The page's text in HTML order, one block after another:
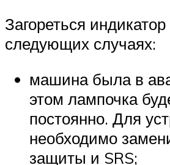
Загореться
следующих случаях:
машина была в
этом лампочка
постоянно. Для
необходимо
защиты и SRS;